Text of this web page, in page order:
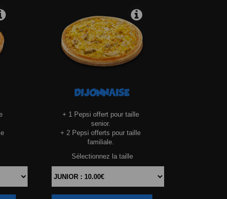
DIJONNAISE
+ 1 Pepsi offert pour taille
senior.
+ 2 Pepsi offerts pour taille
familiale.
Sélectionnez la taille